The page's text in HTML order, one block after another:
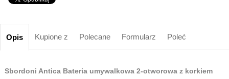
Opis Kupione z Polecane Formularz Poleć
Sbordoni Antica Bateria umywalkowa 2-otworowa z korkiem